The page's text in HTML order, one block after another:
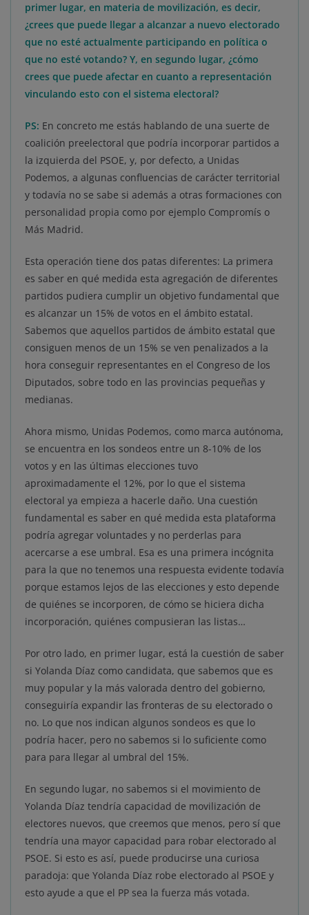
primer lugar, en materia de movilización, es decir,
¿crees que puede llegar a alcanzar a nuevo electorado
que no esté actualmente participando en política o
que no esté votando? Y, en segundo lugar, ¿cómo
crees que puede afectar en cuanto a representación
vinculando esto con el sistema electoral?
PS: En concreto me estás hablando de una suerte de
coalición preelectoral que podría incorporar partidos a
la izquierda del PSOE, y, por defecto, a Unidas
Podemos, a algunas confluencias de carácter territorial
y todavía no se sabe si además a otras formaciones con
personalidad propia como por ejemplo Compromís o
Más Madrid.
Esta operación tiene dos patas diferentes: La primera
es saber en qué medida esta agregación de diferentes
partidos pudiera cumplir un objetivo fundamental que
es alcanzar un 15% de votos en el ámbito estatal.
Sabemos que aquellos partidos de ámbito estatal que
consiguen menos de un 15% se ven penalizados a la
hora conseguir representantes en el Congreso de los
Diputados, sobre todo en las provincias pequeñas y
medianas.
Ahora mismo, Unidas Podemos, como marca autónoma,
se encuentra en los sondeos entre un 8-10% de los
votos y en las últimas elecciones tuvo
aproximadamente el 12%, por lo que el sistema
electoral ya empieza a hacerle daño. Una cuestión
fundamental es saber en qué medida esta plataforma
podría agregar voluntades y no perderlas para
acercarse a ese umbral. Esa es una primera incógnita
para la que no tenemos una respuesta evidente todavía
porque estamos lejos de las elecciones y esto depende
de quiénes se incorporen, de cómo se hiciera dicha
incorporación, quiénes compusieran las listas…
Por otro lado, en primer lugar, está la cuestión de saber
si Yolanda Díaz como candidata, que sabemos que es
muy popular y la más valorada dentro del gobierno,
conseguiría expandir las fronteras de su electorado o
no. Lo que nos indican algunos sondeos es que lo
podría hacer, pero no sabemos si lo suficiente como
para para llegar al umbral del 15%.
En segundo lugar, no sabemos si el movimiento de
Yolanda Díaz tendría capacidad de movilización de
electores nuevos, que creemos que menos, pero sí que
tendría una mayor capacidad para robar electorado al
PSOE. Si esto es así, puede producirse una curiosa
paradoja: que Yolanda Díaz robe electorado al PSOE y
esto ayude a que el PP sea la fuerza más votada.